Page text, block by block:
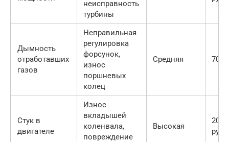
неисправность
турбины
Дымность
отработавших
газов
Неправильная
регулировка
форсунок,
износ
поршневых
колец
Средняя
Стук в
двигателе
Износ
вкладышей
коленвала,
повреждение
Высокая
руб.